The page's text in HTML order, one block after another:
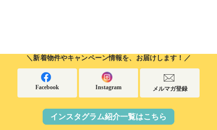
＼新着物件やキャンペーン情報を、お届けします！／
Facebook Instagram メルマガ登録
インスタグラム紹介一覧はこちら